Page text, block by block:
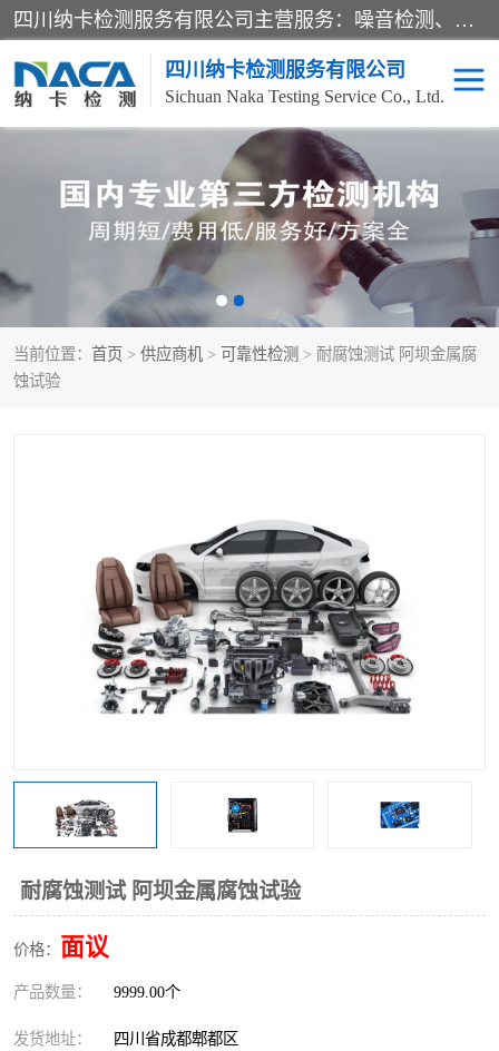
四川纳卡检测服务有限公司主营服务：噪音检测、灯光检测、防护网检测、磁性检测、无损检测、燃烧等级检测；本着严谨、规范的态度严格执行国家现行标准、规范及规程，奉行“科学公正、准确、持续改进、诚信服务”的企业价值和“科学、信誉、服务”的企业宗旨，竭诚为广大客户服务。
四川纳卡检测服务有限公司
Sichuan Naka Testing Service Co., Ltd.
当前位置： 首页 > 供应商机 > 可靠性检测 > 耐腐蚀测试 阿坝金属腐
蚀试验
耐腐蚀测试 阿坝金属腐蚀试验
价格： 面议
产品数量： 9999.00个
发货地址： 四川省成都郫都区
噪音检测 灯光检测
防护网检测 磁性检测
燃烧等级检测
可靠性检测 产品检测